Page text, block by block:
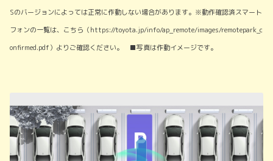
Sのバージョンによっては正常に作動しない場合があります。※動作確認済スマート
フォンの一覧は、こちら（https://toyota.jp/info/ap_remote/images/remotepark_c
onfirmed.pdf）よりご確認ください。 ■写真は作動イメージです。